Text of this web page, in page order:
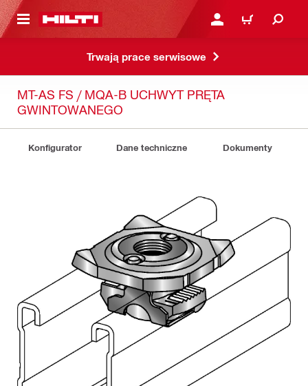
GŁÓWNEJ ZALOGUJ SIĘ LUB
KOSZYK
Trwają prace serwisowe
MT-AS FS / MQA-B UCHWYT PRĘTA
GWINTOWANEGO
Konfigurator Dane techniczne Dokumenty